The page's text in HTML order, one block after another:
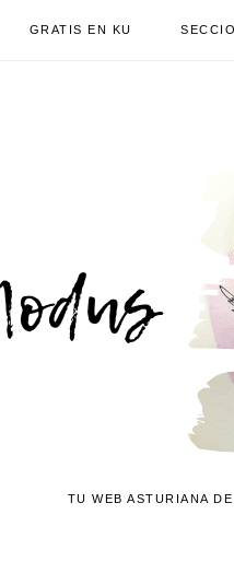
GRATIS EN KU
TU WEB ASTURIANA